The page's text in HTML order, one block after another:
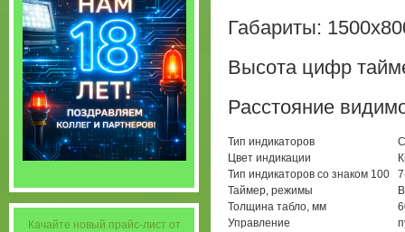
Габариты:
Высота цифр
Расстояние
Тип индикаторов
Цвет индикации
Тип индикаторов со знаком 100
Таймер, режимы
Толщина табло, мм
Управление
Качайте новый прайс-лист от